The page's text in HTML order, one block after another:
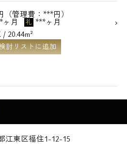
（管理費：***円）
ヶ月 礼 ***ヶ月
20.44m²
討リストに追加
江東区福住1-12-15